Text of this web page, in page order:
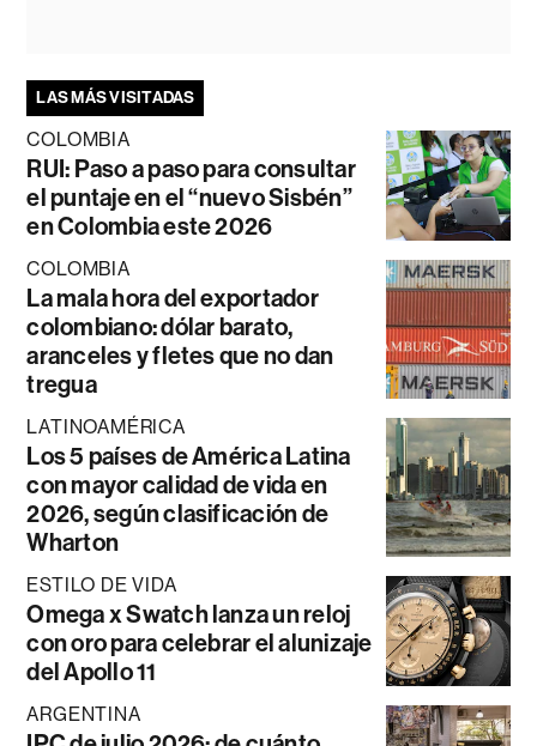
LAS MÁS VISITADAS
COLOMBIA
RUI: Paso a paso para consultar
el puntaje en el “nuevo Sisbén”
en Colombia este 2026
COLOMBIA
La mala hora del exportador
colombiano: dólar barato,
aranceles y fletes que no dan
tregua
LATINOAMÉRICA
Los 5 países de América Latina
con mayor calidad de vida en
2026, según clasificación de
Wharton
ESTILO DE VIDA
Omega x Swatch lanza un reloj
con oro para celebrar el alunizaje
del Apollo 11
ARGENTINA